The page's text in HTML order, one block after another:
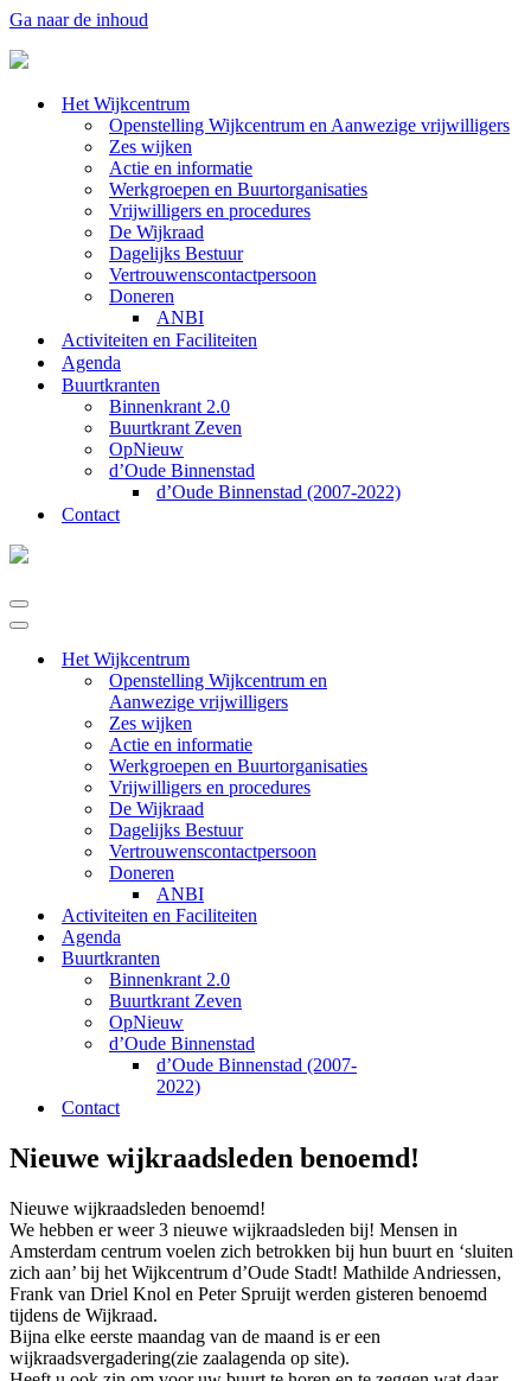
Ga naar de inhoud
Het Wijkcentrum
Openstelling Wijkcentrum en Aanwezige vrijwilligers
Zes wijken
Actie en informatie
Werkgroepen en Buurtorganisaties
Vrijwilligers en procedures
De Wijkraad
Dagelijks Bestuur
Vertrouwenscontactpersoon
Doneren
ANBI
Activiteiten en Faciliteiten
Agenda
Buurtkranten
Binnenkrant 2.0
Buurtkrant Zeven
OpNieuw
d’Oude Binnenstad
d’Oude Binnenstad (2007-2022)
Contact
Navigatie
Menu
Navigatie
Het Wijkcentrum
Openstelling Wijkcentrum en
Aanwezige vrijwilligers
Zes wijken
Actie en informatie
Werkgroepen en Buurtorganisaties
Vrijwilligers en procedures
De Wijkraad
Dagelijks Bestuur
Vertrouwenscontactpersoon
Doneren
ANBI
Activiteiten en Faciliteiten
Agenda
Buurtkranten
Binnenkrant 2.0
Buurtkrant Zeven
OpNieuw
d’Oude Binnenstad
d’Oude Binnenstad (2007-
2022)
Contact
Nieuwe wijkraadsleden benoemd!
Nieuwe wijkraadsleden benoemd!
We hebben er weer 3 nieuwe wijkraadsleden bij! Mensen in
Amsterdam centrum voelen zich betrokken bij hun buurt en ‘sluiten
zich aan’ bij het Wijkcentrum d’Oude Stadt! Mathilde Andriessen,
Frank van Driel Knol en Peter Spruijt werden gisteren benoemd
tijdens de Wijkraad.
Bijna elke eerste maandag van de maand is er een
wijkraadsvergadering(zie zaalagenda op site).